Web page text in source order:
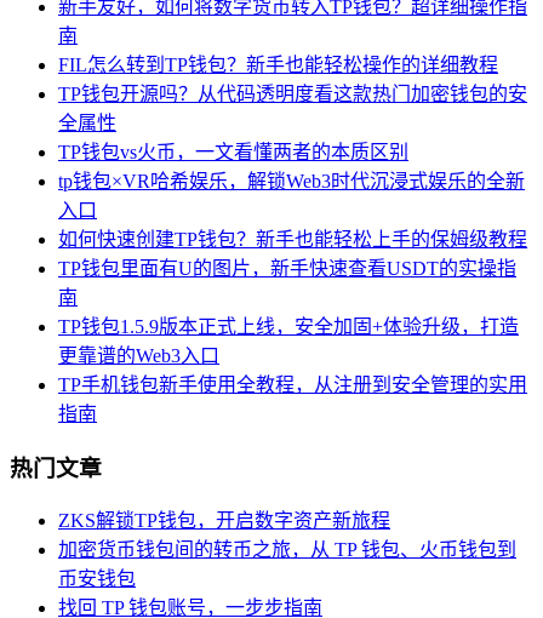
新手友好，如何将数字货币转入TP钱包？超详细操作指
南
FIL怎么转到TP钱包？新手也能轻松操作的详细教程
TP钱包开源吗？从代码透明度看这款热门加密钱包的安
全属性
TP钱包vs火币，一文看懂两者的本质区别
tp钱包×VR哈希娱乐，解锁Web3时代沉浸式娱乐的全新
入口
如何快速创建TP钱包？新手也能轻松上手的保姆级教程
TP钱包里面有U的图片，新手快速查看USDT的实操指
南
TP钱包1.5.9版本正式上线，安全加固+体验升级，打造
更靠谱的Web3入口
TP手机钱包新手使用全教程，从注册到安全管理的实用
指南
热门文章
ZKS解锁TP钱包，开启数字资产新旅程
加密货币钱包间的转币之旅，从 TP 钱包、火币钱包到
币安钱包
找回 TP 钱包账号，一步步指南